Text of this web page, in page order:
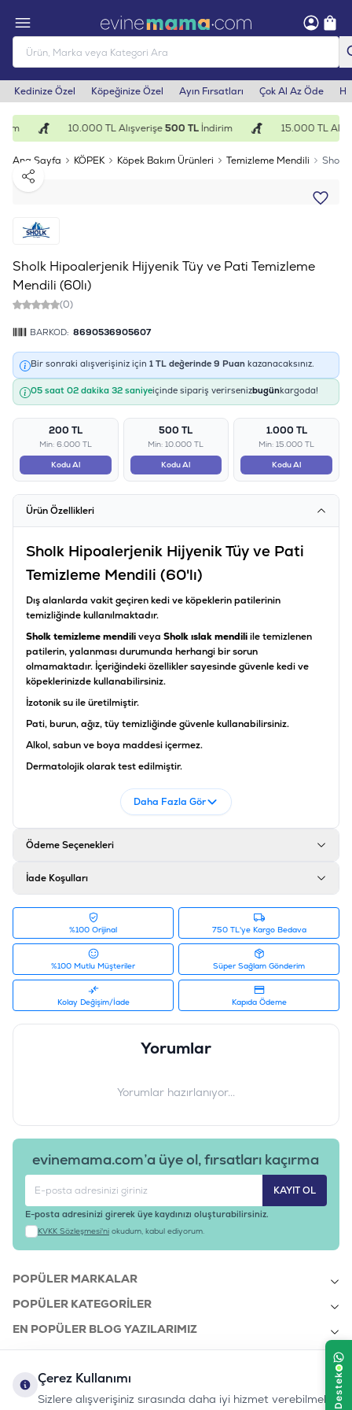
Kedinize Özel Köpeğinize Özel Ayın Fırsatları Çok Al Az Öde
10.000 TL Alışverişe500 TLİndirim 15.000 TL
Ana Sayfa KÖPEK Köpek Bakım Ürünleri Temizleme Mendili
Sholk
Paylaş
Sholk Hipoalerjenik Hijyenik Tüy ve Pati Temizleme
Mendili (60lı)
(0)
BARKOD: 8690536905607
Bir sonraki alışverişiniz için 1 TL değerinde 9 Puan kazanacaksınız.
05 saat 02 dakika 31 saniyeiçinde sipariş verirsenizbugünkargoda!
200 TL
Min: 6.000 TL
Kodu Al
500 TL
Min: 10.000 TL
Kodu Al
1.000 TL
Min: 15.000 TL
Kodu Al
Ürün Özellikleri
Sholk Hipoalerjenik Hijyenik Tüy ve Pati
Temizleme Mendili (60'lı)
Dış alanlarda vakit geçiren kedi ve köpeklerin patilerinin
temizliğinde kullanılmaktadır.
Sholk temizleme mendiliveya Sholk ıslak mendiliile temizlenen
patilerin, yalanması durumunda herhangi bir sorun
olmamaktadır. İçeriğindeki özellikler sayesinde güvenle kedi ve
köpeklerinizde kullanabilirsiniz.
İzotonik su ile üretilmiştir.
Pati, burun, ağız, tüy temizliğinde güvenle kullanabilirsiniz.
Alkol, sabun ve boya maddesi içermez.
Dermatolojik olarak test edilmiştir.
:
8690536905607
Tedarikçi Ürün Kodu
: K905607
Daha Fazla Gör
Ödeme Seçenekleri
İade Koşulları
%100 Orijinal 750 TL'ye Kargo Bedava
%100 Mutlu Müşteriler Süper Sağlam Gönderim
Kolay Değişim/İade Kapıda Ödeme
Yorumlar
Yorumlar hazırlanıyor...
evinemama.com’a üye ol, fırsatları kaçırma
KAYIT OL
E-posta adresinizi girerek üye kaydınızı oluşturabilirsiniz.
KVKK Sözleşmesi'ni okudum, kabul ediyorum.
POPÜLER MARKALAR
POPÜLER KATEGORILER
EN POPÜLER BLOG YAZILARIMIZ
KURUMSAL
Çerez Kullanımı
Sizlere alışverişiniz sırasında daha iyi hizmet verebilmek